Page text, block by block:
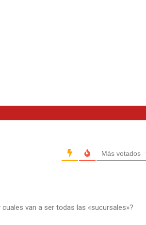
Más votados
van a ser todas las «sucursales»?